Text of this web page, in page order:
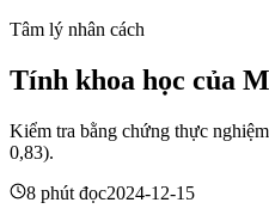
Tâm lý nhân cách
Tính khoa học của
Kiểm tra bằng chứng thực
0,83).
8 phút đọc2024-12-15